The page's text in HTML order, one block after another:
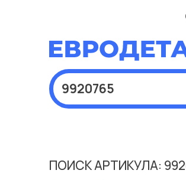
ПОИСК АРТИКУЛА: